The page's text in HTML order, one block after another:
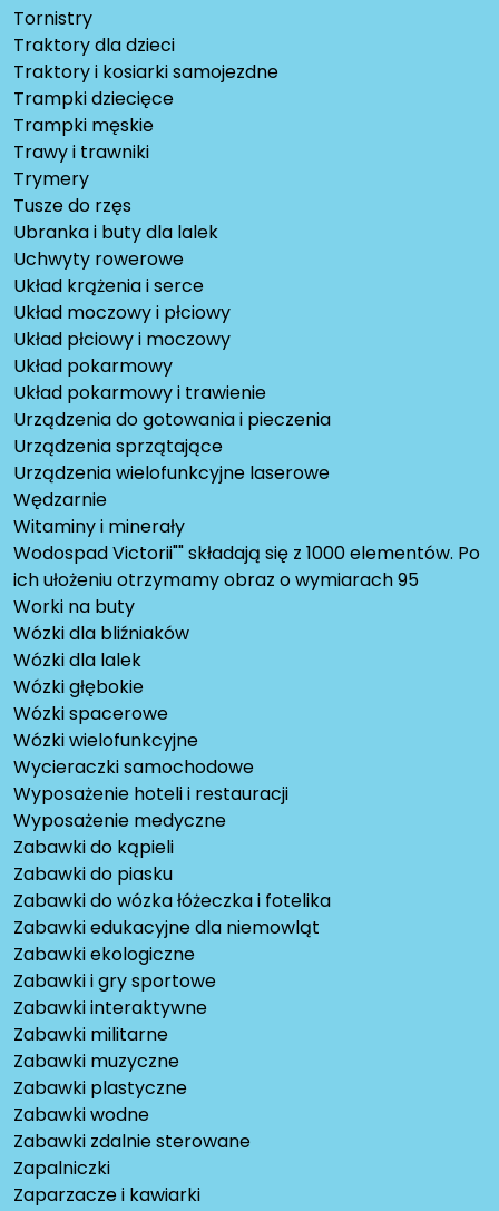
Tornistry
Traktory dla dzieci
Traktory i kosiarki samojezdne
Trampki dziecięce
Trampki męskie
Trawy i trawniki
Trymery
Tusze do rzęs
Ubranka i buty dla lalek
Uchwyty rowerowe
Układ krążenia i serce
Układ moczowy i płciowy
Układ płciowy i moczowy
Układ pokarmowy
Układ pokarmowy i trawienie
Urządzenia do gotowania i pieczenia
Urządzenia sprzątające
Urządzenia wielofunkcyjne laserowe
Wędzarnie
Witaminy i minerały
Wodospad Victorii"" składają się z 1000 elementów. Po
ich ułożeniu otrzymamy obraz o wymiarach 95
Worki na buty
Wózki dla bliźniaków
Wózki dla lalek
Wózki głębokie
Wózki spacerowe
Wózki wielofunkcyjne
Wycieraczki samochodowe
Wyposażenie hoteli i restauracji
Wyposażenie medyczne
Zabawki do kąpieli
Zabawki do piasku
Zabawki do wózka łóżeczka i fotelika
Zabawki edukacyjne dla niemowląt
Zabawki ekologiczne
Zabawki i gry sportowe
Zabawki interaktywne
Zabawki militarne
Zabawki muzyczne
Zabawki plastyczne
Zabawki wodne
Zabawki zdalnie sterowane
Zapalniczki
Zaparzacze i kawiarki